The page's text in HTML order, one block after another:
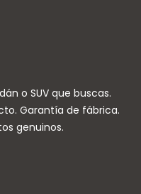
o SUV que buscas.
Garantía de fábrica.
genuinos.